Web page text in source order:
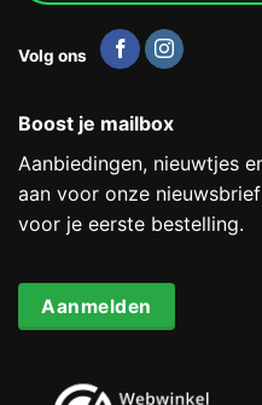
Volg ons
Boost je mailbox
Aanbiedingen, nieuwtjes
aan voor onze
voor je eerste bestelling.
Aanmelden